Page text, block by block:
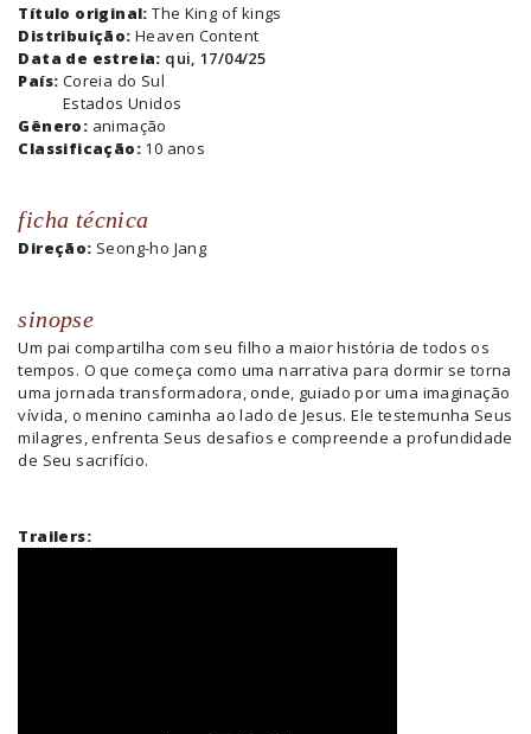
Título original:The King of kings
Distribuição: Heaven Content
Data de estreia: qui, 17/04/25
País: Coreia do Sul
Estados Unidos
Gênero: animação
Classificação: 10 anos
ficha técnica
Direção: Seong-ho Jang
sinopse
Um pai compartilha com seu filho a maior história de todos os
tempos. O que começa como uma narrativa para dormir se torna
uma jornada transformadora, onde, guiado por uma imaginação
vívida, o menino caminha ao lado de Jesus. Ele testemunha Seus
milagres, enfrenta Seus desafios e compreende a profundidade
de Seu sacrifício.
Trailers: